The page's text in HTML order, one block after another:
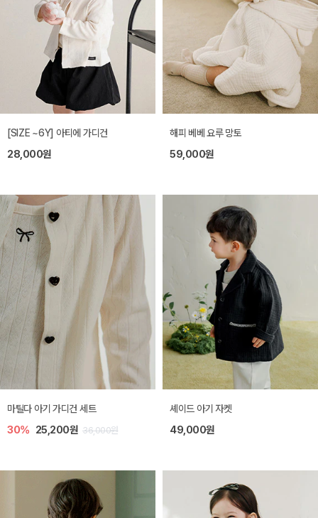
[SIZE ~6Y] 아티에 가디건
28,000원
해피 베베 요루 망토
59,000원
마틸다 아기 가디건 세트
30% 25,200원 36,000원
셰이드 아기 자켓
49,000원